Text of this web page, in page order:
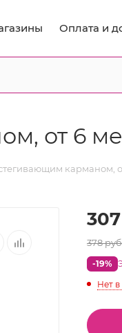
Оплата и
от 6
карманом,
307
378
-19%
Нет